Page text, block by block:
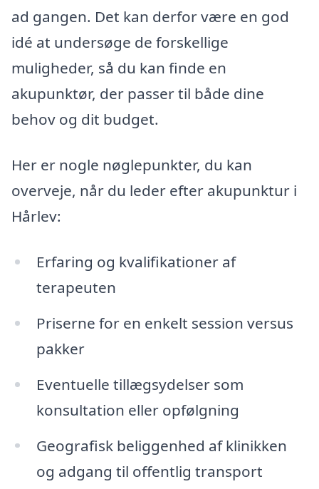
ad gangen. Det kan derfor være en god
idé at undersøge de forskellige
muligheder, så du kan finde en
akupunktør, der passer til både dine
behov og dit budget.
Her er nogle nøglepunkter, du kan
overveje, når du leder efter akupunktur i
Hårlev:
Erfaring og kvalifikationer af
terapeuten
Priserne for en enkelt session versus
pakker
Eventuelle tillægsydelser som
konsultation eller opfølgning
Geografisk beliggenhed af klinikken
og adgang til offentlig transport